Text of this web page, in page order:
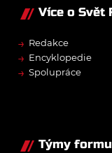
Více o Svět
→ Redakce
→ Encyklopedie
→ Spolupráce
Týmy